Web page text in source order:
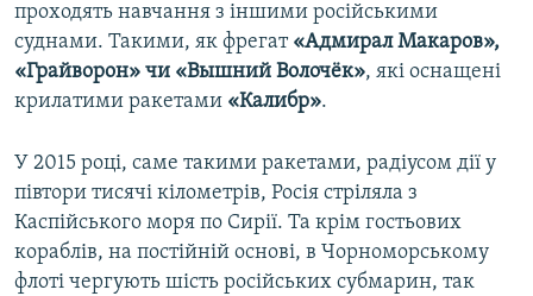
проходять навчання з іншими російськими
суднами. Такими, як фрегат «Адмирал Макаров»,
«Грайворон» чи «Вышний Волочёк», які оснащені
крилатими ракетами «Калибр».
У 2015 році, саме такими ракетами, радіусом дії у
півтори тисячі кілометрів, Росія стріляла з
Каспійського моря по Сирії. Та крім гостьових
кораблів, на постійній основі, в Чорноморському
флоті чергують шість російських субмарин, так